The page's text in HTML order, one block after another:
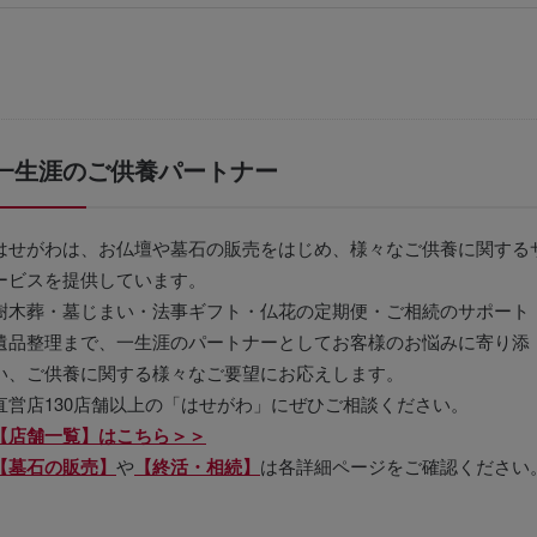
生涯のご供養パートナー
せがわは、お仏壇や墓石の販売をはじめ、様々なご供養に関する
ビスを提供しています。
木葬・墓じまい・法事ギフト・仏花の定期便・ご相続のサポート
品整理まで、一生涯のパートナーとしてお客様のお悩みに寄り添
、ご供養に関する様々なご要望にお応えします。
営店130店舗以上の「はせがわ」にぜひご相談ください。
店舗一覧】はこちら＞＞
墓石の販売】 や 【終活・相続】 は各詳細ページをご確認ください